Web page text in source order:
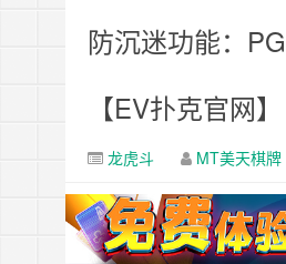
防沉迷功能：
【EV扑克官网】
龙虎斗 MT美天棋牌